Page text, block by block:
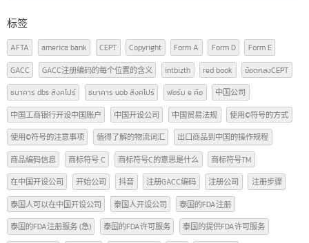
หมวดหมู่บทความ
广告牌照知识(2)
文章 (29)
泰国FDA(3)
货物进出口（泰国-中国）(12)
标签
AFTA america bank CEPT Copyright Form A Form D
Form E
GACC
GACC注册编码的每个位置的含义 intbizth red book
ธนาคาร dbs สิงคโปร์
ธนาคาร uob สิงคโปร์ ฟอร์ม e คือ
中国公司